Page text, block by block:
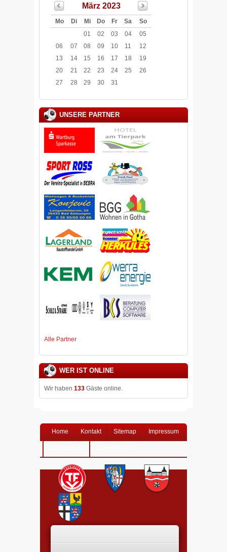
März 2023
Mo Di Mi Do Fr Sa
So
01
02 03 04
05
06
07 08 09 10 11
12
13
14 15 16 17 18
19
20
21 22 23 24 25
26
27
28 29 30 31
UNSERE PARTNER
Alle Partner
WER IST ONLINE
Wir haben 133 Gäste online.
Home Kontakt Sitemap Impressum